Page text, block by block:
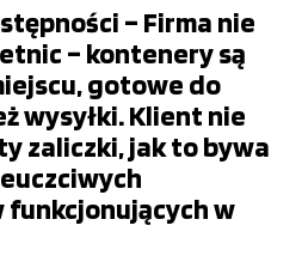
– Firma nie
– kontenery są
gotowe do
wysyłki. Klient nie
zaliczki, jak to bywa
w